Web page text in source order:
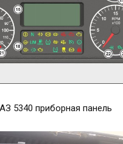
5340 приборная панель